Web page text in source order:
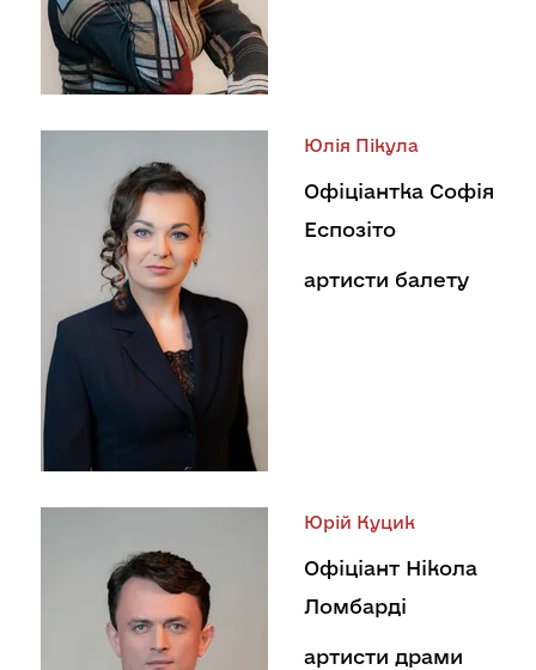
Юлія Пікула
Офіціантка Софія
Еспозіто
артисти балету
Юрій Куцик
Офіціант Нікола
Ломбарді
артисти драми